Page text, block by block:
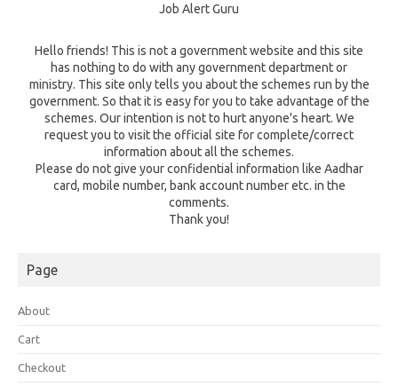
Job Alert Guru
Hello friends! This is not a government website and this site
has nothing to do with any government department or
ministry. This site only tells you about the schemes run by the
government. So that it is easy for you to take advantage of the
schemes. Our intention is not to hurt anyone's heart. We
request you to visit the official site for complete/correct
information about all the schemes.
Please do not give your confidential information like Aadhar
card, mobile number, bank account number etc. in the
comments.
Thank you!
Page
About
Cart
Checkout